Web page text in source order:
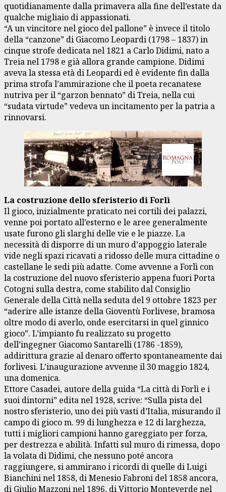
quotidianamente dalla primavera alla fine dell’estate da
qualche migliaio di appassionati.
“A un vincitore nel gioco del pallone” è invece il titolo
della “canzone” di Giacomo Leopardi (1798 – 1837) in
cinque strofe dedicata nel 1821 a Carlo Didimi, nato a
Treia nel 1798 e già allora grande campione. Didimi
aveva la stessa età di Leopardi ed è evidente fin dalla
prima strofa l’ammirazione che il poeta recanatese
nutriva per il “garzon bennato” di Treia, nella cui
“sudata virtude” vedeva un incitamento per la patria a
rinnovarsi.
La costruzione dello sferisterio di Forlì
Il gioco, inizialmente praticato nei cortili dei palazzi,
venne poi portato all’esterno e le aree generalmente
usate furono gli slarghi delle vie e le piazze. La
necessità di disporre di un muro d’appoggio laterale
vide negli spazi ricavati a ridosso delle mura cittadine o
castellane le sedi più adatte. Come avvenne a Forlì con
la costruzione del nuovo sferisterio appena fuori Porta
Cotogni sulla destra, come stabilito dal Consiglio
Generale della Città nella seduta del 9 ottobre 1823 per
“aderire alle istanze della Gioventù Forlivese, bramosa
oltre modo di averlo, onde esercitarsi in quel ginnico
gioco”. L’impianto fu realizzato su progetto
dell’ingegner Giacomo Santarelli (1786 -1859),
addirittura grazie al denaro offerto spontaneamente dai
forlivesi. L’inaugurazione avvenne il 30 maggio 1824,
una domenica.
Ettore Casadei, autore della guida “La città di Forlì e i
suoi dintorni” edita nel 1928, scrive: “Sulla pista del
nostro sferisterio, uno dei più vasti d’Italia, misurando il
campo di gioco m. 99 di lunghezza e 12 di larghezza,
tutti i migliori campioni hanno gareggiato per forza,
per destrezza e abilità. Infatti sul muro di rimessa, dopo
la volata di Didimi, che nessuno poté ancora
raggiungere, si ammirano i ricordi di quelle di Luigi
Bianchini nel 1858, di Menesio Fabroni del 1858 ancora,
di Giulio Mazzoni nel 1896, di Vittorio Monteverde nel